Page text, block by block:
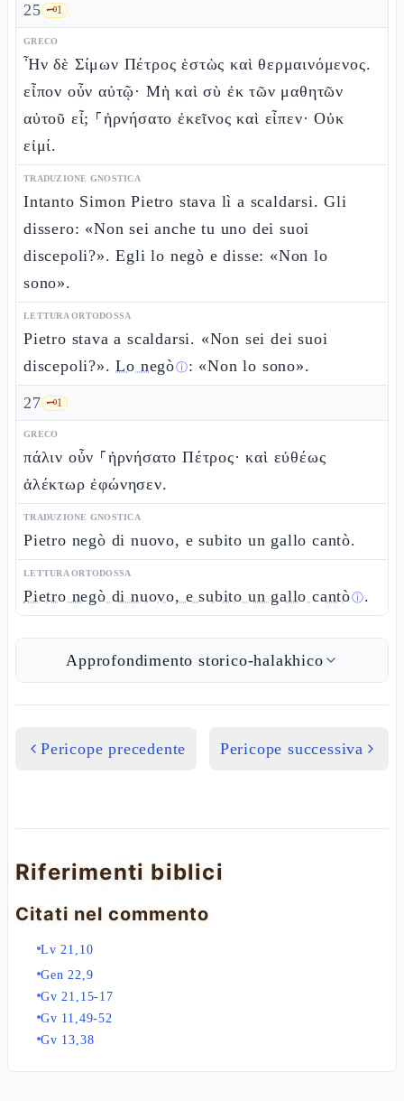
25 🗝️1
GRECO
Ἦν δὲ Σίμων Πέτρος ἑστὼς καὶ θερμαινόμενος.
εἶπον οὖν αὐτῷ· Μὴ καὶ σὺ ἐκ τῶν μαθητῶν
αὐτοῦ εἶ; ⸀ἠρνήσατο ἐκεῖνος καὶ εἶπεν· Οὐκ
εἰμί.
TRADUZIONE GNOSTICA
Intanto Simon Pietro stava lì a scaldarsi. Gli
dissero: «Non sei anche tu uno dei suoi
discepoli?». Egli lo negò e disse: «Non lo
sono».
LETTURA ORTODOSSA
Pietro stava a scaldarsi. «Non sei dei suoi
discepoli?».Lo negòⓘ: «Non lo sono».
27 🗝️1
GRECO
πάλιν οὖν ⸀ἠρνήσατο Πέτρος· καὶ εὐθέως
ἀλέκτωρ ἐφώνησεν.
TRADUZIONE GNOSTICA
Pietro negò di nuovo, e subito un gallo cantò.
LETTURA ORTODOSSA
Pietro negò di nuovo, e subito un gallo cantòⓘ.
Approfondimento storico-halakhico
Pericope precedente Pericope successiva
Riferimenti biblici
Citati nel commento
Lv 21,10
Gen 22,9
Gv 21,15-17
Gv 11,49-52
Gv 13,38